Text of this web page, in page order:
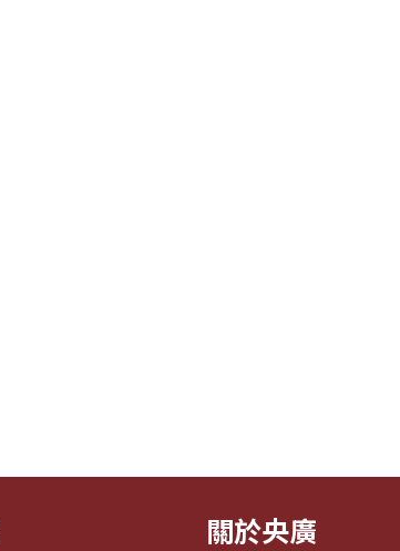
關於央廣